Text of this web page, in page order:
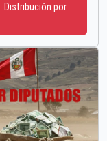
Distribución por